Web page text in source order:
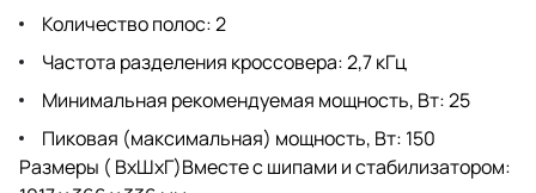
Количество полос: 2
Частота разделения кроссовера: 2,7 кГц
Минимальная рекомендуемая мощность, Вт: 25
Пиковая (максимальная) мощность, Вт: 150
Размеры ( ВхШхГ)Вместе с шипами и стабилизатором: